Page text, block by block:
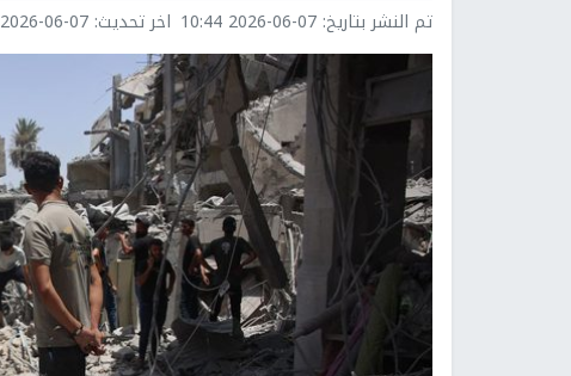
تم النشر بتاريخ: 2026-06-07 10:44 اخر تحديث: 2026-06-07 10:44